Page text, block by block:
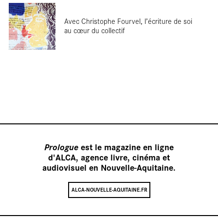
Avec Christophe Fourvel, l’écriture de soi
au cœur du collectif
Prologue est le magazine en ligne
d'ALCA, agence livre, cinéma et
audiovisuel en Nouvelle-Aquitaine.
ALCA-NOUVELLE-AQUITAINE.FR